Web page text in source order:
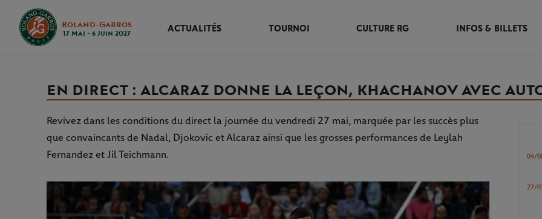
Roland-Garros
17 Mai - 6 Juin 2027
ACTUALITÉS TOURNOI CULTURE RG INFOS & BILLETS
EN DIRECT : ALCARAZ DONNE LA LEÇON, KHACHANOV AVEC
Revivez dans les conditions du direct la journée du vendredi 27 mai, marquée par les succès plus
que convaincants de Nadal, Djokovic et Alcaraz ainsi que les grosses performances de Leylah
Fernandez et Jil Teichmann.
04/
27/